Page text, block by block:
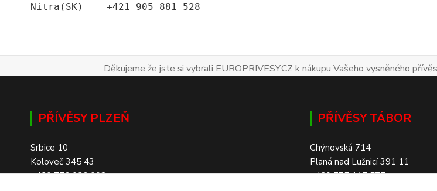
Nitra(SK)    +421 905 881 528
Děkujeme že jste si vybrali EUROPRIVESY.CZ k nákupu Vašeho vysněného
PŘÍVĚSY PLZEŇ
Srbice 10
Koloveč 345 43
+420 776 026 008
PŘÍVĚSY TÁBOR
Chýnovská 714
Planá nad Lužnicí 391 11
+420 775 117 577